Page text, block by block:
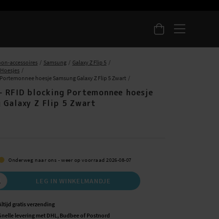
accessoires Samsung
Galaxy Z Flip 5
hoesje Samsung Galaxy Z Flip 5 Zwart
RFID blocking Portemonnee hoesje
Galaxy Z Flip 5 Zwart
Onderweg naar ons - weer op voorraad 2026-08-07
LEG IN WINKELMANDJE
gratis verzending
levering met DHL, Budbee of Postnord